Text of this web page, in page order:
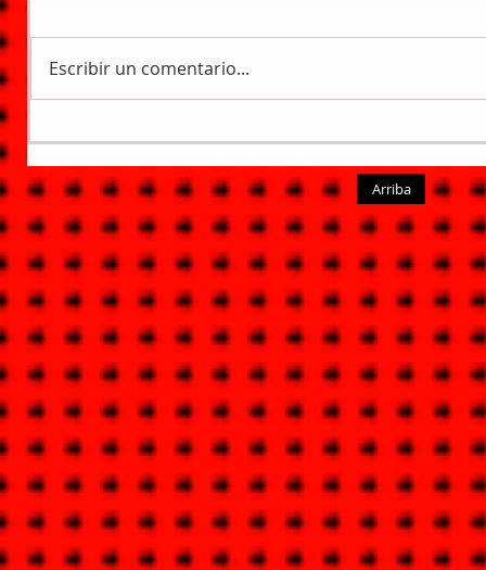
Escribir un comentario...
Arriba